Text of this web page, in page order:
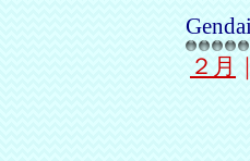
２月
｜